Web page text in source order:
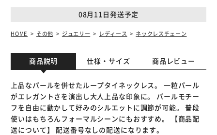
08月11日発送予定
HOME その他 ジュエリー レディース ネックレスチェーン
商品説明 仕様・サイズ 商品レビュー
上品なパールを併せたループタイネックレス。 一粒パール
がエレガントさを演出し大人上品な印象に。 パールモチー
フを自由に動かして好みのシルエットに調節が可能。 普段
使いはもちろんフォーマルシーンにもおすすめ。 【商品配
送について】 配送番号なしの配送になります。